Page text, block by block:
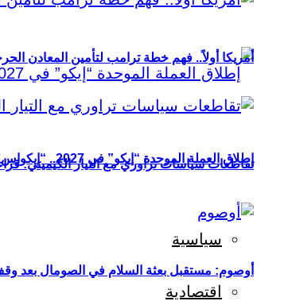
إطلاق العملة الموحدة “إيكو” في 2027.. “إيكواس” تمضي قدمًا دون انتظار
سياسية
اقتصادية
أمريكا أولاً.. فهم خطة ترامب لتأمين المعادن
تقاطعات سياسات تراوري مع التيار الكيميتي:
أوصوم: مستقبل بعثة السلام في الصومال بعد